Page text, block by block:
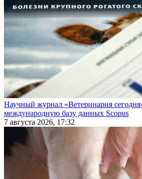
Научный журнал «Ветеринария
международную базу данных Scopus
7 августа 2026, 17:32